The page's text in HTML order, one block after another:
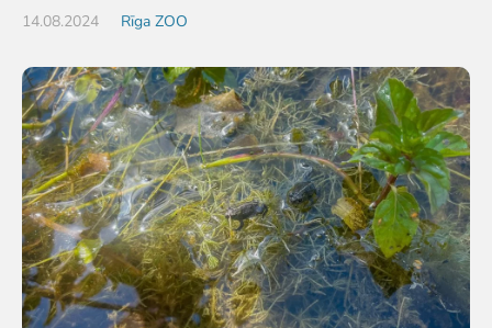
Abonements Goda Ģimenei
Apmeklē
Cenas
Darba laiks
Kā nokļūt?
Zoo karte
Iekšējās kārtības noteikumi
Novērtē Rīga ZOO apmeklējumu!
Jaunumi
14.08.2024 Rīga ZOO